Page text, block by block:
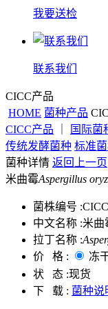
我要送检
联系我们
CICC产品
HOME 菌种产品
CICC产品
国际菌
传统发酵菌种 标准
菌种详情 返回上一页
米曲霉Aspergillus
菌株编号 :
中文名称 :米曲
拉丁名称 :
价 格 :
冻
状 态 :现货
下 载 : 菌种说